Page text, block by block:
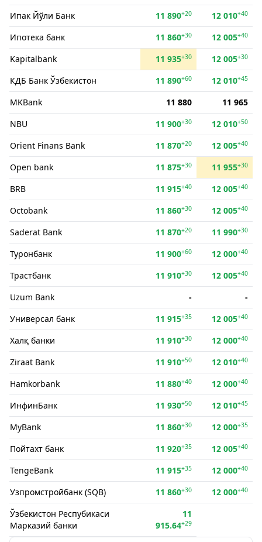
Ипак Йўли Банк 11 890+20 12 010+40
Ипотека банк 11 860+30 12 005+40
Kapitalbank 11 935+30 12 005+30
КДБ Банк Ўзбекистон 11 890+60 12 010+45
MKBank 11 880
11 965
NBU
11 900+30 12 010+50
Orient Finans Bank 11 870+20 12 005+40
Open bank 11 875+30 11 955+30
BRB 11 915+40 12 005+40
Octobank 11 860+30 12 005+40
Saderat Bank 11 870+20 11 990+30
Туронбанк 11 900+60 12 000+40
Трастбанк 11 910+30 12 005+40
Uzum Bank -
-
Универсал банк
11 915+35 12 005+40
Халқ банки 11 910+30 12 000+40
Ziraat Bank 11 910+50 12 010+40
Hamkorbank 11 880+40 12 000+40
ИнфинБанк 11 930+50 12 010+45
MyBank 11 860+30 12 000+35
Пойтахт банк 11 920+35 12 005+40
TengeBank 11 915+35 12 000+40
Узпромстройбанк (SQB) 11 860+30 12 000+40
Ўзбекистон Респубикаси
Марказий банки
11
915.64+29